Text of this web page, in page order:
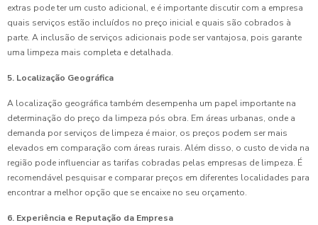
extras pode ter um custo adicional, e é importante discutir com a empresa
quais serviços estão incluídos no preço inicial e quais são cobrados à
parte. A inclusão de serviços adicionais pode ser vantajosa, pois garante
uma limpeza mais completa e detalhada.
5. Localização Geográfica
A localização geográfica também desempenha um papel importante na
determinação do preço da limpeza pós obra. Em áreas urbanas, onde a
demanda por serviços de limpeza é maior, os preços podem ser mais
elevados em comparação com áreas rurais. Além disso, o custo de vida na
região pode influenciar as tarifas cobradas pelas empresas de limpeza. É
recomendável pesquisar e comparar preços em diferentes localidades para
encontrar a melhor opção que se encaixe no seu orçamento.
6. Experiência e Reputação da Empresa